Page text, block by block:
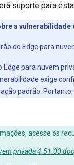
suporte para
a vulnerabilidade
do Edge para
Edge para nuvem
exige
padrão.
acesse os
privada 4.51.00